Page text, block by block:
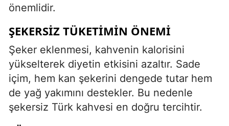
önemlidir.
ŞEKERSIZ TÜKETIMIN ÖNEMI
Şeker eklenmesi, kahvenin kalorisini
yükselterek diyetin etkisini azaltır. Sade
içim, hem kan şekerini dengede tutar hem
de yağ yakımını destekler. Bu nedenle
şekersiz Türk kahvesi en doğru tercihtir.